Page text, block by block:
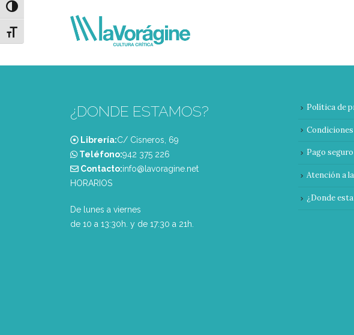
Alternar alto contraste
Alternar tamaño de letra
¿DONDE ESTAMOS?
Librería:C/ Cisneros, 69
Teléfono:‭942 375 226‬
Contacto:info@lavoragine.net
HORARIOS
De lunes a viernes
de 10 a 13:30h. y de 17:30 a 21h.
Política de
Pago seguro
Atención a
¿Donde